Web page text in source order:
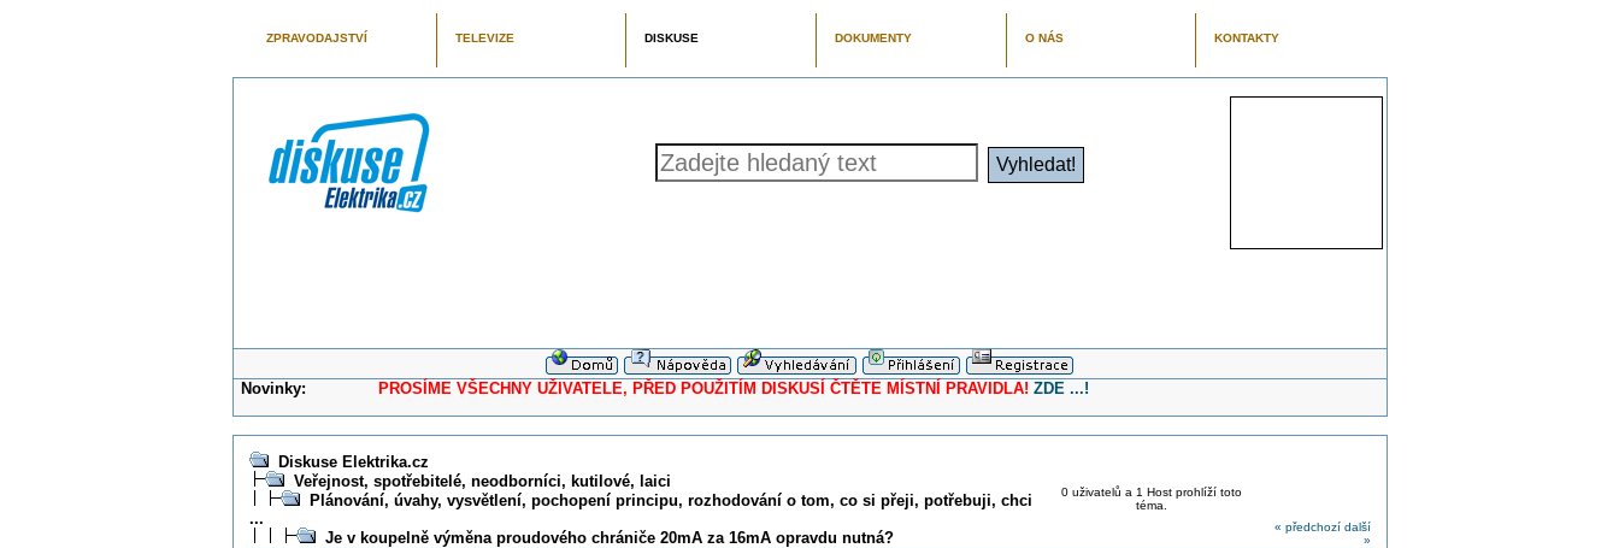
ZPRAVODAJSTVÍ TELEVIZE DISKUSE DOKUMENTY O NÁS KONTAKTY
Novinky: PROSÍME VŠECHNY UŽIVATELE, PŘED POUŽITÍM DISKUSÍ ČTĚTE MÍSTNÍ PRAVIDLA! ZDE ...!
Diskuse Elektrika.cz
Veřejnost, spotřebitelé, neodborníci, kutilové, laici
Plánování, úvahy, vysvětlení, pochopení principu, rozhodování o tom, co si přeji, potřebuji, chci
...
Je v koupelně výměna proudového chrániče 20mA za 16mA opravdu nutná?
0 uživatelů a 1 Host prohlíží toto
téma.
« předchozí další
»